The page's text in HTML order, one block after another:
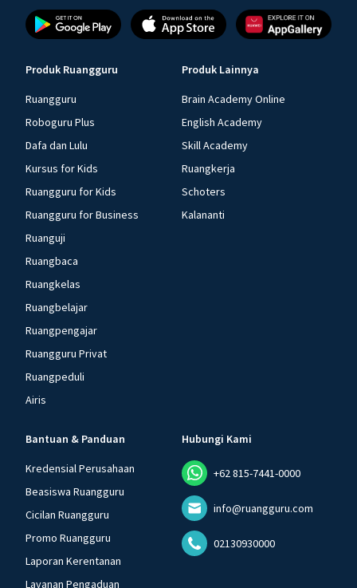
Produk Ruangguru
Ruangguru
Roboguru Plus
Dafa dan Lulu
Kursus for Kids
Ruangguru for Kids
Ruangguru for Business
Ruanguji
Ruangbaca
Ruangkelas
Ruangbelajar
Ruangpengajar
Ruangguru Privat
Ruangpeduli
Airis
Produk Lainnya
Brain Academy Online
English Academy
Skill Academy
Ruangkerja
Schoters
Kalananti
Bantuan & Panduan
Kredensial Perusahaan
Beasiswa Ruangguru
Cicilan Ruangguru
Promo Ruangguru
Laporan Kerentanan
Layanan Pengaduan
Hubungi Kami
+62 815-7441-0000
info@ruangguru.com
02130930000